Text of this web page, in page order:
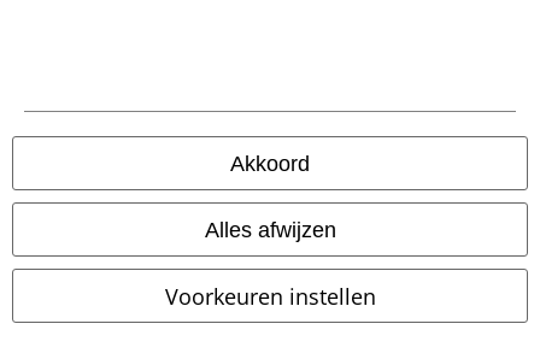
Akkoord
Alles afwijzen
Voorkeuren instellen